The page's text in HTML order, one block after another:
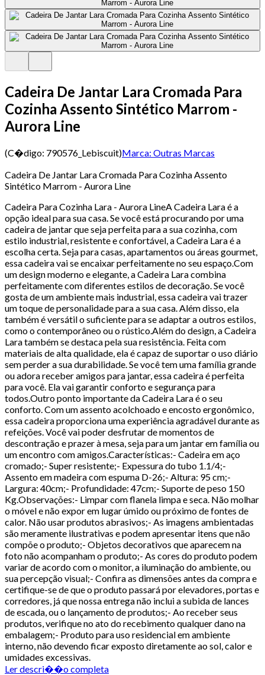
Cadeira De Jantar Lara Cromada Para
Cozinha Assento Sintético Marrom -
Aurora Line
(C�digo: 790576_Lebiscuit)Marca: Outras Marcas
Cadeira De Jantar Lara Cromada Para Cozinha Assento
Sintético Marrom - Aurora Line
Cadeira Para Cozinha Lara - Aurora LineA Cadeira Lara é a
opção ideal para sua casa. Se você está procurando por uma
cadeira de jantar que seja perfeita para a sua cozinha, com
estilo industrial, resistente e confortável, a Cadeira Lara é a
escolha certa. Seja para casas, apartamentos ou áreas gourmet,
essa cadeira vai se encaixar perfeitamente no seu espaço.Com
um design moderno e elegante, a Cadeira Lara combina
perfeitamente com diferentes estilos de decoração. Se você
gosta de um ambiente mais industrial, essa cadeira vai trazer
um toque de personalidade para a sua casa. Além disso, ela
também é versátil o suficiente para se adaptar a outros estilos,
como o contemporâneo ou o rústico.Além do design, a Cadeira
Lara também se destaca pela sua resistência. Feita com
materiais de alta qualidade, ela é capaz de suportar o uso diário
sem perder a sua durabilidade. Se você tem uma família grande
ou adora receber amigos para jantar, essa cadeira é perfeita
para você. Ela vai garantir conforto e segurança para
todos.Outro ponto importante da Cadeira Lara é o seu
conforto. Com um assento acolchoado e encosto ergonômico,
essa cadeira proporciona uma experiência agradável durante as
refeições. Você vai poder desfrutar de momentos de
descontração e prazer à mesa, seja para um jantar em família ou
um encontro com amigos.Características:- Cadeira em aço
cromado;- Super resistente;- Expessura do tubo 1.1/4;-
Assento em madeira com espuma D-26;- Altura: 95 cm;-
Largura: 40cm;- Profundidade: 47cm;- Suporte de peso 150
Kg.Observações:- Limpar com flanela limpa e seca. Não molhar
o móvel e não expor em lugar úmido ou próximo de fontes de
calor. Não usar produtos abrasivos;- As imagens ambientadas
são meramente ilustrativas e podem apresentar itens que não
compõe o produto;- Objetos decorativos que aparecem na
foto não acompanham o produto;- As cores do produto podem
variar de acordo com o monitor, a iluminação do ambiente, ou
sua percepção visual;- Confira as dimensões antes da compra e
certifique-se de que o produto passará por elevadores, portas e
corredores, já que nossa entrega não inclui a subida de lances
de escada, ou o lançamento de produtos;- Ao receber seus
produtos, verifique no ato do recebimento qualquer dano na
embalagem;- Produto para uso residencial em ambiente
interno, não devendo ficar exposto diretamente ao sol, calor e
umidades excessivas.
Ler descri��o completa